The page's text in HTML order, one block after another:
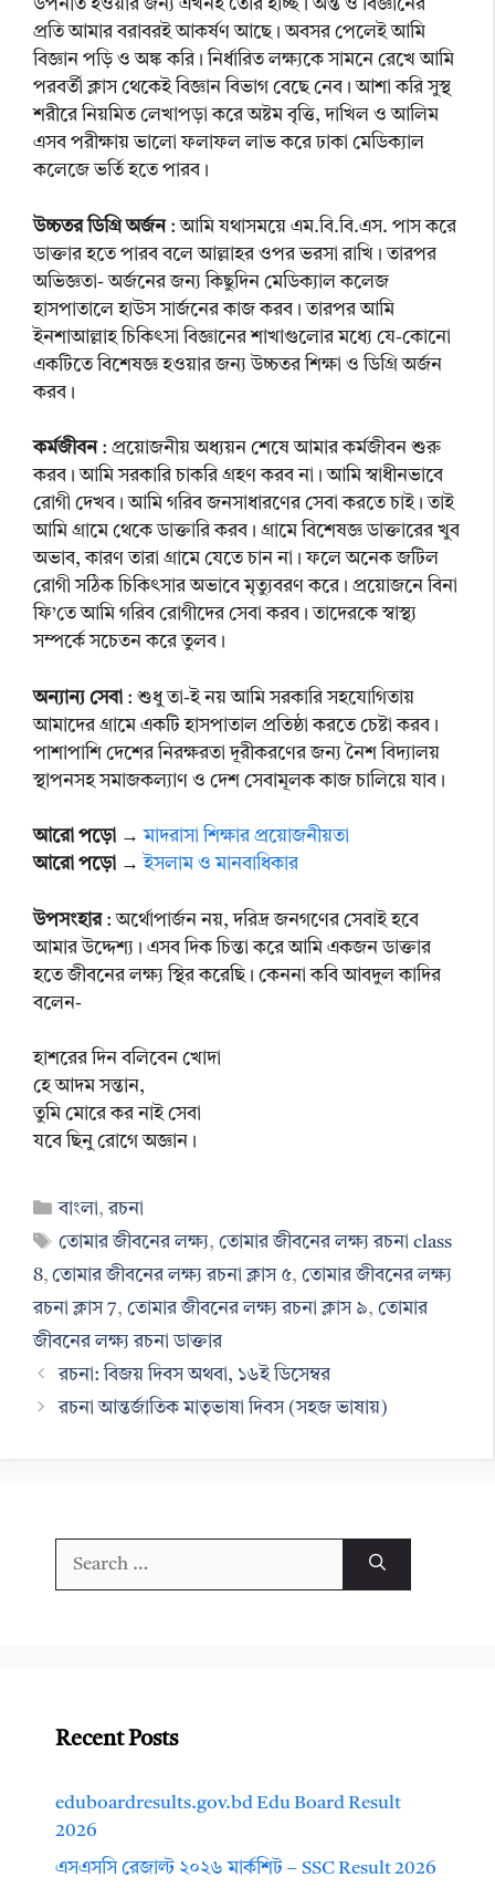
উপনীত হওয়ার জন্য এখনই তৈরি হচ্ছি। অন্ত ও বিজ্ঞানের
প্রতি আমার বরাবরই আকর্ষণ আছে। অবসর পেলেই আমি
বিজ্ঞান পড়ি ও অঙ্ক করি। নির্ধারিত লক্ষ্যকে সামনে রেখে আমি
পরবর্তী ক্লাস থেকেই বিজ্ঞান বিভাগ বেছে নেব। আশা করি সুস্থ
শরীরে নিয়মিত লেখাপড়া করে অষ্টম বৃত্তি, দাখিল ও আলিম
এসব পরীক্ষায় ভালো ফলাফল লাভ করে ঢাকা মেডিক্যাল
কলেজে ভর্তি হতে পারব।
উচ্চতর ডিগ্রি অর্জন: আমি যথাসময়ে এম.বি.বি.এস. পাস করে
ডাক্তার হতে পারব বলে আল্লাহর ওপর ভরসা রাখি। তারপর
অভিজ্ঞতা- অর্জনের জন্য কিছুদিন মেডিক্যাল কলেজ
হাসপাতালে হাউস সার্জনের কাজ করব। তারপর আমি
ইনশাআল্লাহ চিকিৎসা বিজ্ঞানের শাখাগুলোর মধ্যে যে-কোনো
একটিতে বিশেষজ্ঞ হওয়ার জন্য উচ্চতর শিক্ষা ও ডিগ্রি অর্জন
করব।
কর্মজীবন: প্রয়োজনীয় অধ্যয়ন শেষে আমার কর্মজীবন শুরু
করব। আমি সরকারি চাকরি গ্রহণ করব না। আমি স্বাধীনভাবে
রোগী দেখব। আমি গরিব জনসাধারণের সেবা করতে চাই। তাই
আমি গ্রামে থেকে ডাক্তারি করব। গ্রামে বিশেষজ্ঞ ডাক্তারের খুব
অভাব, কারণ তারা গ্রামে যেতে চান না। ফলে অনেক জটিল
রোগী সঠিক চিকিৎসার অভাবে মৃত্যুবরণ করে। প্রয়োজনে বিনা
ফি’তে আমি গরিব রোগীদের সেবা করব। তাদেরকে স্বাস্থ্য
সম্পর্কে সচেতন করে তুলব।
অন্যান্য সেবা : শুধু তা-ই নয় আমি সরকারি সহযোগিতায়
আমাদের গ্রামে একটি হাসপাতাল প্রতিষ্ঠা করতে চেষ্টা করব।
পাশাপাশি দেশের নিরক্ষরতা দূরীকরণের জন্য নৈশ বিদ্যালয়
স্থাপনসহ সমাজকল্যাণ ও দেশ সেবামূলক কাজ চালিয়ে যাব।
আরো পড়ো →মাদরাসা শিক্ষার প্রয়োজনীয়তা
আরো পড়ো →ইসলাম ও মানবাধিকার
উপসংহার: অর্থোপার্জন নয়, দরিদ্র জনগণের সেবাই হবে
আমার উদ্দেশ্য। এসব দিক চিন্তা করে আমি একজন ডাক্তার
হতে জীবনের লক্ষ্য স্থির করেছি। কেননা কবি আবদুল কাদির
বলেন-
হাশরের দিন বলিবেন খোদা
হে আদম সন্তান,
তুমি মোরে কর নাই সেবা
যবে ছিনু রোগে অজ্ঞান।
Categories
বাংলা,রচনা
Tags
তোমার জীবনের লক্ষ্য,তোমার জীবনের লক্ষ্য রচনা class
8, তোমার জীবনের লক্ষ্য রচনা ক্লাস ৫, তোমার জীবনের লক্ষ্য
রচনা ক্লাস 7, তোমার জীবনের লক্ষ্য রচনা ক্লাস ৯, তোমার
জীবনের লক্ষ্য রচনা ডাক্তার
রচনা: বিজয় দিবস অথবা, ১৬ই ডিসেম্বর
রচনা আন্তর্জাতিক মাতৃভাষা দিবস (সহজ ভাষায়)
Recent Posts
eduboardresults.gov.bd Edu Board Result
2026
এসএসসি রেজাল্ট ২০২৬ মার্কশিট – SSC Result 2026